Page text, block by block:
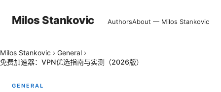
Milos Stankovic AuthorsAbout — Milos Stankovic
Milos Stankovic › General ›
免费加速器：VPN优选指南与实测（2026版）
GENERAL